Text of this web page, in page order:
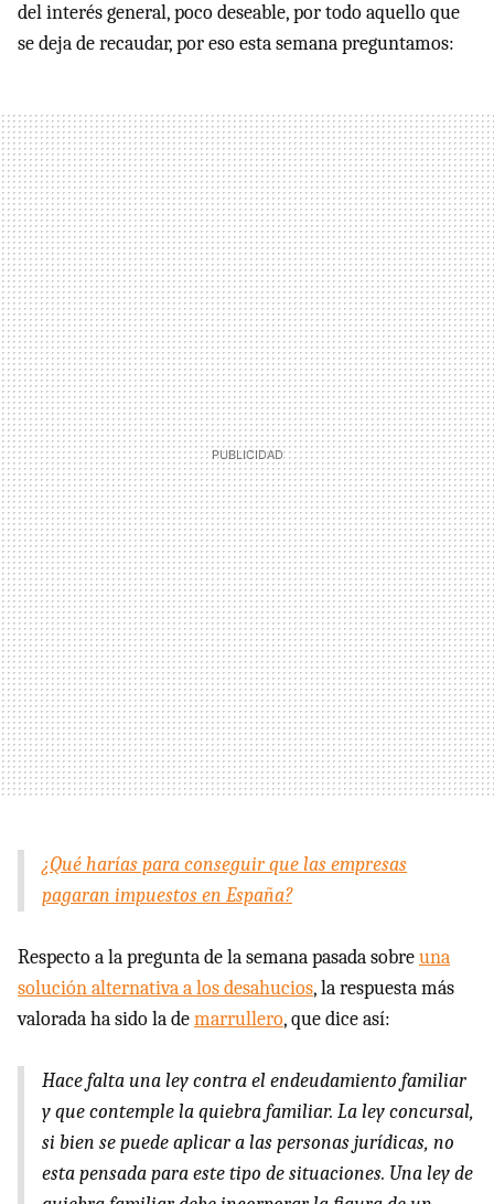
del interés general, poco deseable, por todo aquello que
se deja de recaudar, por eso esta semana preguntamos:
¿Qué harías para conseguir que las empresas
pagaran impuestos en España?
Respecto a la pregunta de la semana pasada sobreuna
solución alternativa a los desahucios, la respuesta más
valorada ha sido la demarrullero, que dice así:
Hace falta una ley contra el endeudamiento familiar
y que contemple la quiebra familiar. La ley concursal,
si bien se puede aplicar a las personas jurídicas, no
esta pensada para este tipo de situaciones. Una ley de